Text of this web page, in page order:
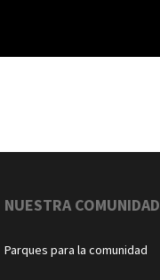
NUESTRA COMUNIDAD
Parques para la comunidad